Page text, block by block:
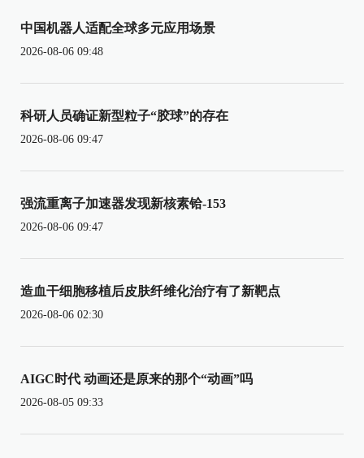
中国机器人适配全球多元应用场景
2026-08-06 09:48
科研人员确证新型粒子“胶球”的存在
2026-08-06 09:47
强流重离子加速器发现新核素铪-153
2026-08-06 09:47
造血干细胞移植后皮肤纤维化治疗有了新靶点
2026-08-06 02:30
AIGC时代 动画还是原来的那个“动画”吗
2026-08-05 09:33